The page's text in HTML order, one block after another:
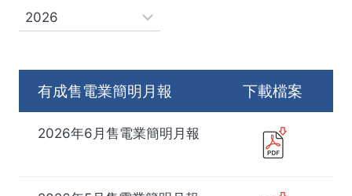
有成售電業簡明月報 下載檔案
2026年6月售電業簡明月報